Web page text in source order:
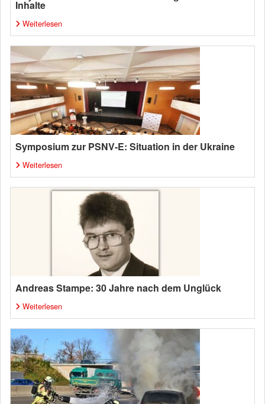
Inhalte
Weiterlesen
Symposium zur PSNV-E: Situation in der Ukraine
Weiterlesen
Andreas Stampe: 30 Jahre nach dem Unglück
Weiterlesen